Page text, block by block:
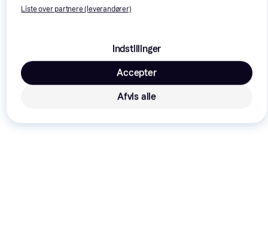
169 kr.
3 butikker
Liste over partnere (leverandører)
Indstillinger
Afvis alle
Accepter